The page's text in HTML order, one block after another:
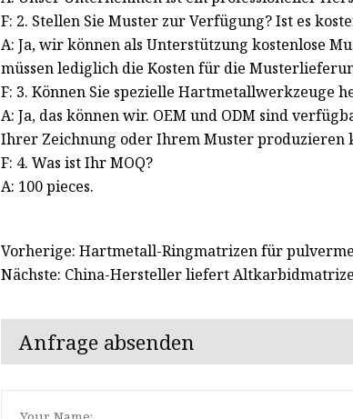
F: 2. Stellen Sie Muster zur Verfügung? Ist es
A: Ja, wir können als Unterstützung kostenlose
müssen lediglich die Kosten für die
F: 3. Können Sie spezielle Hartmetallwerkzeuge
A: Ja, das können wir. OEM und ODM sind
Ihrer Zeichnung oder Ihrem Muster produzieren
F: 4. Was ist Ihr MOQ?
A: 100 pieces.
Vorherige: Hartmetall-Ringmatrizen für
Nächste: China-Hersteller liefert
Anfrage absenden